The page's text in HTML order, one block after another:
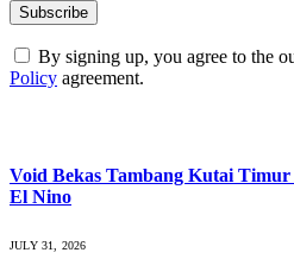
By signing up, you agree to the
Policy agreement.
Void Bekas Tambang Kutai
El Nino
JULY 31, 2026